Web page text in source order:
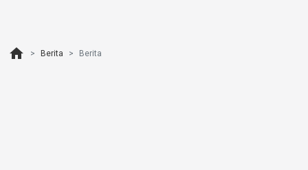
home Berita Berita